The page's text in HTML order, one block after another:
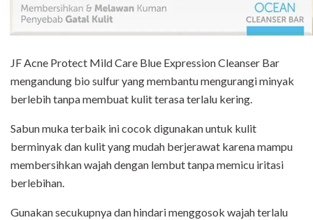
JF Acne Protect Mild Care Blue Expression Cleanser Bar
mengandung bio sulfur yang membantu mengurangi minyak
berlebih tanpa membuat kulit terasa terlalu kering.
Sabun muka terbaik ini cocok digunakan untuk kulit
berminyak dan kulit yang mudah berjerawat karena mampu
membersihkan wajah dengan lembut tanpa memicu iritasi
berlebihan.
Gunakan secukupnya dan hindari menggosok wajah terlalu